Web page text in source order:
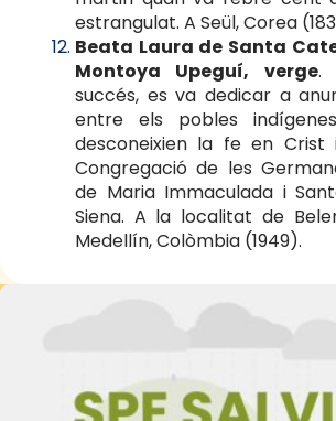
estrangulat. A Seül, Corea
Beata Laura de Santa
Montoya Upeguí, verge.
succés, es va dedicar a
entre els pobles
desconeixien la fe en
Congregació de les
de Maria Immaculada i
Siena. A la localitat de
Medellín, Colòmbia (1949).